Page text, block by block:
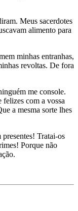
Meus sacerdotes
alimento para
minhas entranhas,
revoltas. De fora
me console.
com a vossa
a mesma sorte lhes
Tratai-os
Porque não